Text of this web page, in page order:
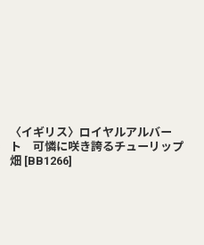
〈イギリス〉ロイヤルアルバー
ト 可憐に咲き誇るチューリップ
畑 [BB1266]